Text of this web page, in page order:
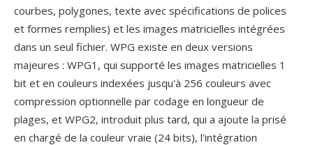
courbes, polygones, texte avec spécifications de polices
et formes remplies) et les images matricielles intégrées
dans un seul fichier. WPG existe en deux versions
majeures : WPG1, qui supporté les images matricielles 1
bit et en couleurs indexées jusqu'à 256 couleurs avec
compression optionnelle par codage en longueur de
plages, et WPG2, introduit plus tard, qui a ajoute la prisé
en chargé de la couleur vraie (24 bits), l'intégration